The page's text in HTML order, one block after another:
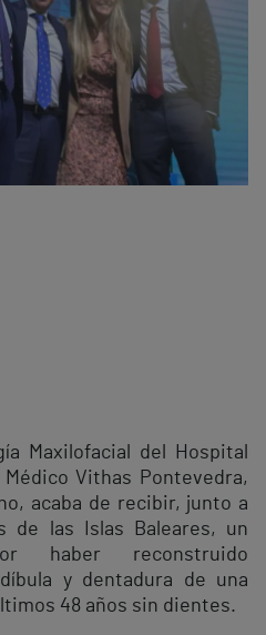
Maxilofacial del Hospital
Vithas Pontevedra,
acaba de recibir, junto a
de las Islas Baleares, un
haber reconstruido
y dentadura de una
48 años sin dientes.